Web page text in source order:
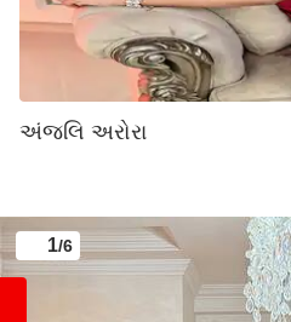
અંજલિ અરોરા
1/6